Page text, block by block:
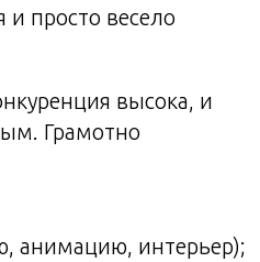
и просто весело
высока, и
Грамотно
анимацию, интерьер);